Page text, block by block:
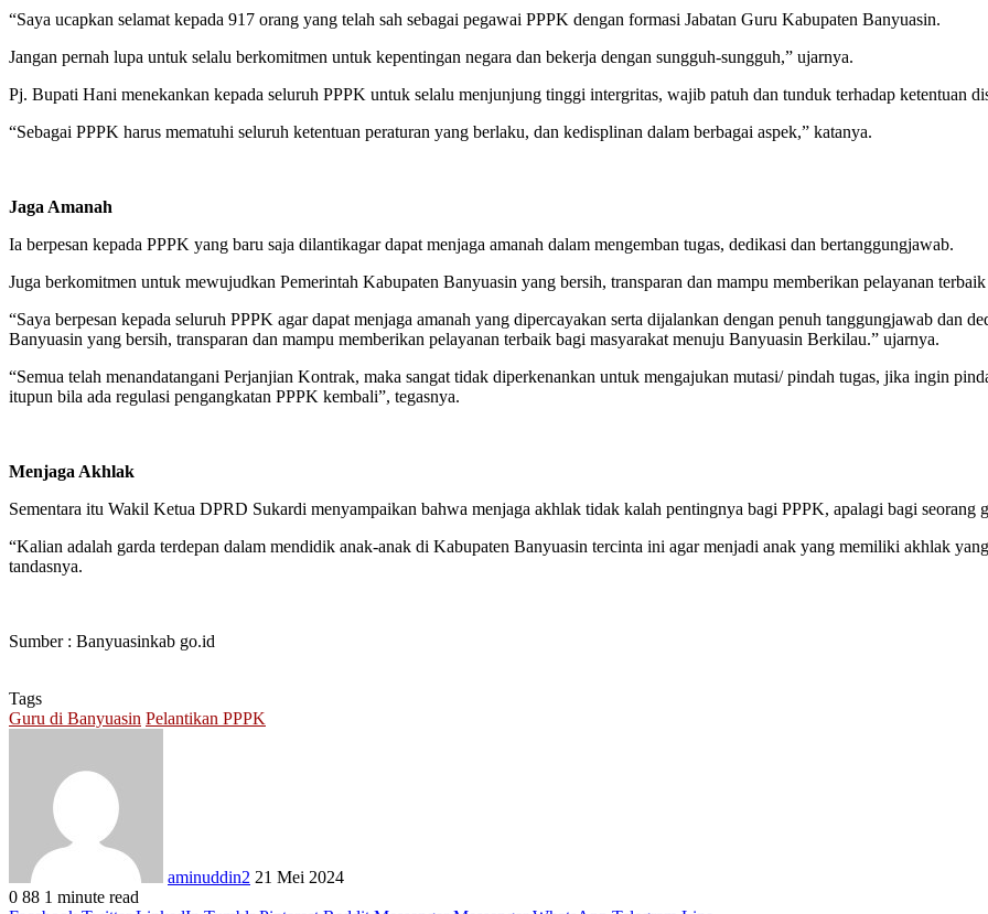
“Saya ucapkan selamat kepada 917 orang yang telah sah sebagai pegawai PPPK dengan formasi Jabatan Guru Kabupaten Banyuasin.
Jangan pernah lupa untuk selalu berkomitmen untuk kepentingan negara dan bekerja dengan sungguh-sungguh,” ujarnya.
Pj. Bupati Hani menekankan kepada seluruh PPPK untuk selalu menjunjung tinggi intergritas, wajib patuh dan tunduk terhadap ketentuan
“Sebagai PPPK harus mematuhi seluruh ketentuan peraturan yang berlaku, dan kedisplinan dalam berbagai aspek,” katanya.
Jaga Amanah
Ia berpesan kepada PPPK yang baru saja dilantikagar dapat menjaga amanah dalam mengemban tugas, dedikasi dan bertanggungjawab.
Juga berkomitmen untuk mewujudkan Pemerintah Kabupaten Banyuasin yang bersih, transparan dan mampu memberikan pelayanan
“Saya berpesan kepada seluruh PPPK agar dapat menjaga amanah yang dipercayakan serta dijalankan dengan penuh tanggungjawab dan
Banyuasin yang bersih, transparan dan mampu memberikan pelayanan terbaik bagi masyarakat menuju Banyuasin Berkilau.” ujarnya.
“Semua telah menandatangani Perjanjian Kontrak, maka sangat tidak diperkenankan untuk mengajukan mutasi/ pindah tugas, jika ingin
itupun bila ada regulasi pengangkatan PPPK kembali”, tegasnya.
Menjaga Akhlak
Sementara itu Wakil Ketua DPRD Sukardi menyampaikan bahwa menjaga akhlak tidak kalah pentingnya bagi PPPK, apalagi bagi
“Kalian adalah garda terdepan dalam mendidik anak-anak di Kabupaten Banyuasin tercinta ini agar menjadi anak yang memiliki akhlak
tandasnya.
Sumber : Banyuasinkab go.id
Tags
Guru di Banyuasin Pelantikan PPPK
aminuddin2 21 Mei 2024
0 88 1 minute read